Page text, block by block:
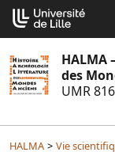
Aller
au
contenu
HALMA
des
UMR
HALMA > Vie
Cookies